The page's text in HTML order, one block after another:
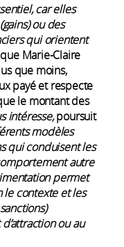
car elles
ou des
qui orientent
Marie-Claire
que moins,
payé et respecte
le montant des
intéresse,poursuit
modèles
qui conduisent les
autre
permet
le contexte et les
ou au